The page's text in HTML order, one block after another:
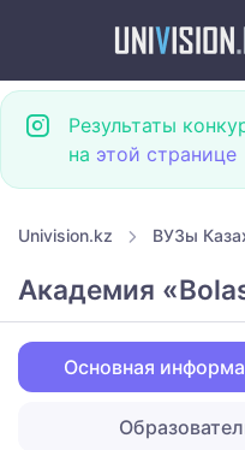
Результаты
на этой странице
Univision.kz ВУЗы
Академия
Основная